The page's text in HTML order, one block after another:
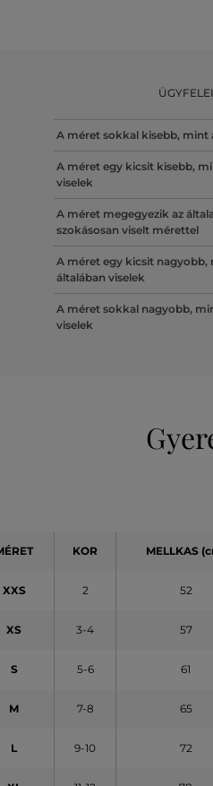
A méret sokkal kisebb, mint
A méret egy kicsit kisebb,
viselek
A méret megegyezik az
szokásosan viselt mérettel
A méret egy kicsit
általában viselek
A méret sokkal nagyobb,
viselek
KOR MELLKAS
XXS 2 52
XS 3-4 57
S 5-6 61
M 7-8 65
L 9-10 72